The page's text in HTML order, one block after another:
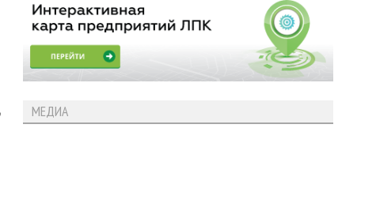
МЕДИА